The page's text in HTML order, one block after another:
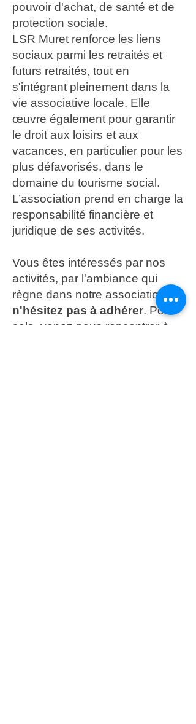
pouvoir d'achat, de santé et de
protection sociale.
LSR Muret renforce les liens
sociaux parmi les retraités et
futurs retraités, tout en
s'intégrant pleinement dans la
vie associative locale. Elle
œuvre également pour garantir
le droit aux loisirs et aux
vacances, en particulier pour les
plus défavorisés, dans le
domaine du tourisme social.
L’association prend en charge la
responsabilité financière et
juridique de ses activités.
Vous êtes intéressés par nos
activités, par l'ambiance qui
règne dans notre association,
n'hésitez pas à adhérer. Pour
cela, venez nous rencontrer à